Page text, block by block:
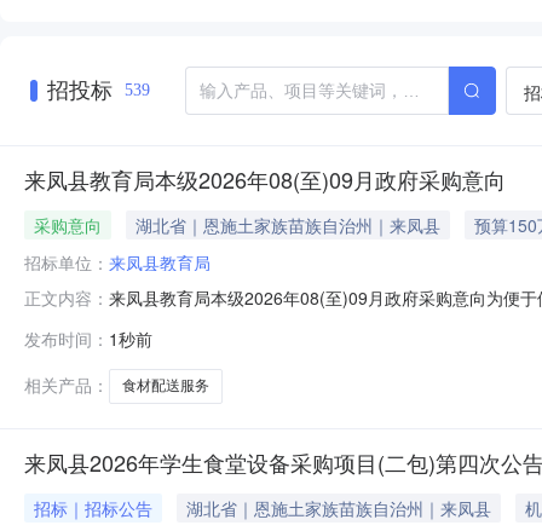
招投标 539
来凤县教育局本级2026年08(至)09月政府采购意向
采购意向 湖北省｜恩施土家族苗族自治州｜来凤县
预算150
招标单位： 来凤县教育局
正文内容： 来凤县教育局本级2026年08(至)09月政府采购意向为便
（净菜）配送采购项目采购内容:食材（净菜）采购数量
足的要求:
发布时间： 1秒前
相关产品：
食材配送服务
来凤县2026年学生食堂设备采购项目(二包)第四次公
招标｜招标公告 湖北省｜恩施土家族苗族自治州｜来凤县